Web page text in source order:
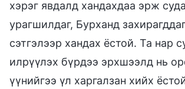
хэрэг явдалд хандахдаа эрж
урагшилдаг, Бурханд
сэтгэлээр хандах ёстой. Та нар
илрүүлэх бүрдээ эрхшээлд нь
үүнийгээ үл харгалзан хийх